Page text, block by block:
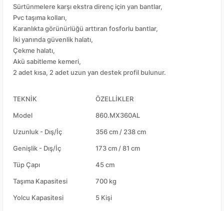
Sürtünmelere karşı ekstra direnç için yan bantlar,
Pvc taşıma kolları,
Karanlıkta görünürlüğü arttıran fosforlu bantlar,
İki yanında güvenlik halatı,
Çekme halatı,
Akü sabitleme kemeri,
2 adet kısa, 2 adet uzun yan destek profil bulunur.
TEKNİK ÖZELLİKLER
Model 860.MX360AL
Uzunluk - Dış/İç 356 cm / 238 cm
Genişlik - Dış/İç 173 cm / 81 cm
Tüp Çapı 45 cm
Taşıma Kapasitesi 700 kg
Yolcu Kapasitesi 5 Kişi